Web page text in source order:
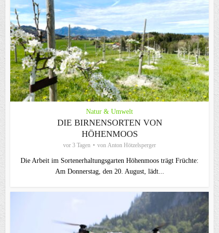
Natur & Umwelt
DIE BIRNENSORTEN VON
HÖHENMOOS
vor 3 Tagen von Anton Hötzelsperger
Die Arbeit im Sortenerhaltungsgarten Höhenmoos trägt Früchte:
Am Donnerstag, den 20. August, lädt...